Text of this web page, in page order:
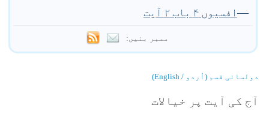
—افسیوں ۴ باب ۲ آیت
ممبر بنیں:
دولسانی قسم (اُردو / English)
آج کی آیت پر خیالات